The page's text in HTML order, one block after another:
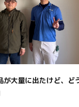
が大量に出たけど、ど